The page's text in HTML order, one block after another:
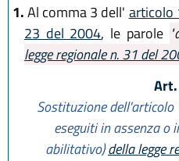
1.Al comma 3 dell' articolo
23 del 2004, le parole
legge regionale n. 31 del
Sostituzione
eseguiti in assenza
abilitativo)della legge